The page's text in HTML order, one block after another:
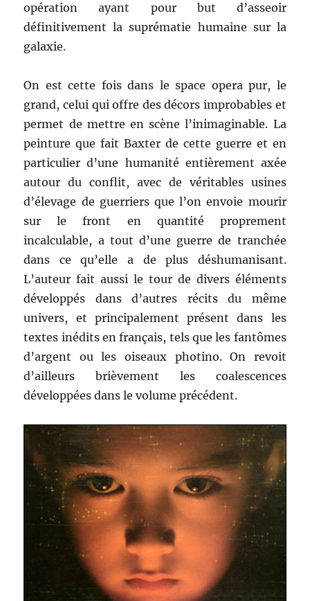
opération ayant pour but d’asseoir
définitivement la suprématie humaine sur la
galaxie.
On est cette fois dans le space opera pur, le
grand, celui qui offre des décors improbables et
permet de mettre en scène l’inimaginable. La
peinture que fait Baxter de cette guerre et en
particulier d’une humanité entièrement axée
autour du conflit, avec de véritables usines
d’élevage de guerriers que l’on envoie mourir
sur le front en quantité proprement
incalculable, a tout d’une guerre de tranchée
dans ce qu’elle a de plus déshumanisant.
L’auteur fait aussi le tour de divers éléments
développés dans d’autres récits du même
univers, et principalement présent dans les
textes inédits en français, tels que les fantômes
d’argent ou les oiseaux photino. On revoit
d’ailleurs brièvement les coalescences
développées dans le volume précédent.